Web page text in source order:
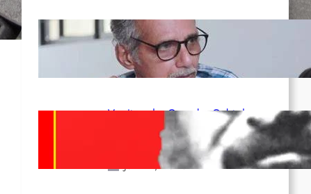
Indien: „Die Politik der
Kapitulation“ von K. Murali (Ajith)
Juli 1, 2026
Vorsitzender Gonzalo: Gebt das
Leben für die Partei und die
Juni 19, 2026